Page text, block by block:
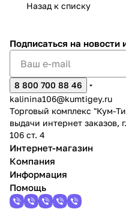
Назад к списку
Подписаться на новости
8 800 700 88 46
kalinina106@kumtigey.ru
Торговый комплекс "Кум-
выдачи интернет заказов,
106 ст. 4
Интернет-магазин
Компания
Информация
Помощь